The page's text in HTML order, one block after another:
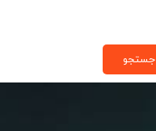
جستجو